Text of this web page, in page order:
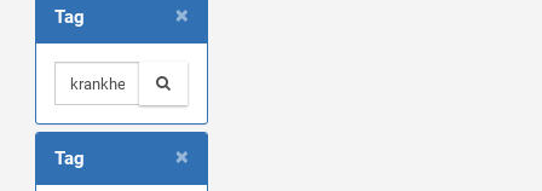
×
Tag
×
Tag